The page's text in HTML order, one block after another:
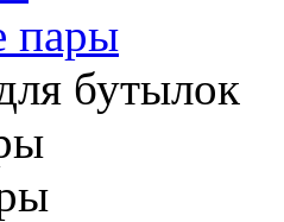
пары
бутылок